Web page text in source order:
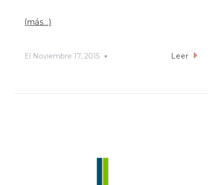
(más…)
El Noviembre 17, 2015 Leer